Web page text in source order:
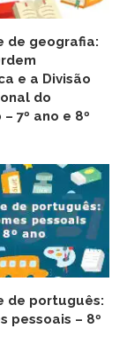
de geografia:
e a Divisão
do
7º ano e 8º
de português:
pessoais – 8º